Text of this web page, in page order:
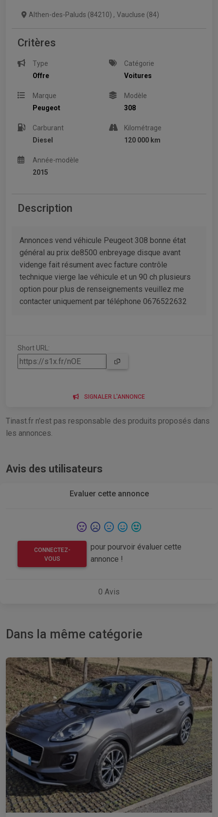
Althen-des-Paluds (84210) , Vaucluse (84)
Critères
Type
Offre
Catégorie
Voitures
Marque
Peugeot
Modèle
308
Carburant
Diesel
Kilométrage
120 000 km
Année-modèle
2015
Description
Annonces vend véhicule Peugeot 308 bonne état
général au prix de8500 enbreyage disque avant
videnge fait résument avec facture contrôle
technique vierge lae véhicule et un 90 ch plusieurs
option pour plus de renseignements veuillez me
contacter uniquement par téléphone 0676522632
Short URL:
SIGNALER L'ANNONCE
Tinast.fr n'est pas responsable des produits proposés dans
les annonces.
Avis des utilisateurs
Evaluer cette annonce
CONNECTEZ-
VOUS
pour pourvoir évaluer cette
annonce !
0 Avis
Dans la même catégorie